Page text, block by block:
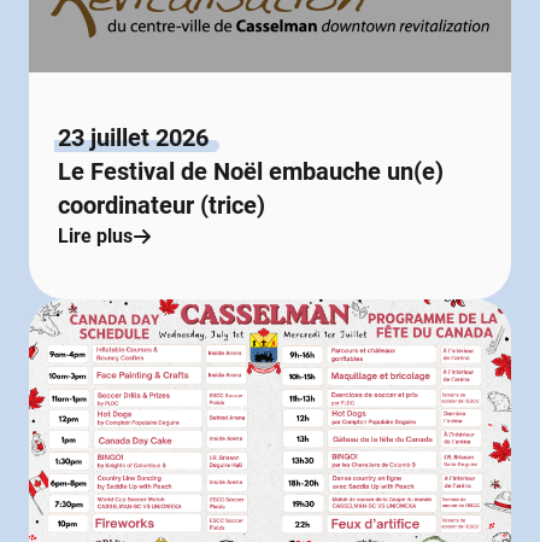
23 juillet 2026
Le Festival de Noël embauche un(e)
coordinateur (trice)
Lire plus